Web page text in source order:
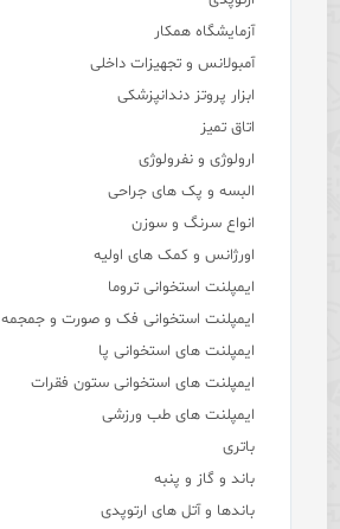
آزمایشگاه همکار
آمبولانس و تجهیزات داخلی
ابزار پروتز دندانپزشکی
اتاق تمیز
ارولوژی و نفرولوژی
البسه و پک های جراحی
انواع سرنگ و سوزن
اورژانس و کمک های اولیه
ایمپلنت استخوانی تروما
ایمپلنت استخوانی فک و صورت و جمجمه
ایمپلنت های استخوانی پا
ایمپلنت های استخوانی ستون فقرات
ایمپلنت های طب ورزشی
باتری
باند و گاز و پنبه
باندها و آتل های ارتوپدی